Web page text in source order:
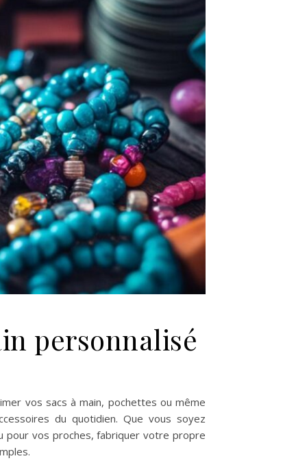
personnalisé
vos sacs à main, pochettes ou même
du quotidien. Que vous soyez
pour vos proches, fabriquer votre propre